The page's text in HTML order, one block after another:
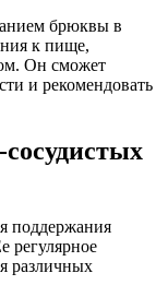
брюквы в
к пище,
Он сможет
и рекомендовать
поддержания
регулярное
различных